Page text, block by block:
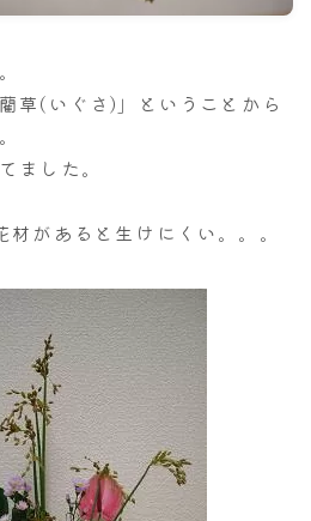
草(いぐさ)」ということから
ました。
があると生けにくい。。。